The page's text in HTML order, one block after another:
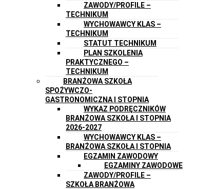
ZAWODY/PROFILE –
TECHNIKUM
WYCHOWAWCY KLAS –
TECHNIKUM
STATUT TECHNIKUM
PLAN SZKOLENIA
PRAKTYCZNEGO –
TECHNIKUM
BRANŻOWA SZKOŁA
SPOŻYWCZO-
GASTRONOMICZNA I STOPNIA
WYKAZ PODRĘCZNIKÓW
BRANŻOWA SZKOŁA I STOPNIA
2026-2027
WYCHOWAWCY KLAS –
BRANŻOWA SZKOŁA I STOPNIA
EGZAMIN ZAWODOWY
EGZAMINY ZAWODOWE
ZAWODY/PROFILE –
SZKOŁA BRANŻOWA